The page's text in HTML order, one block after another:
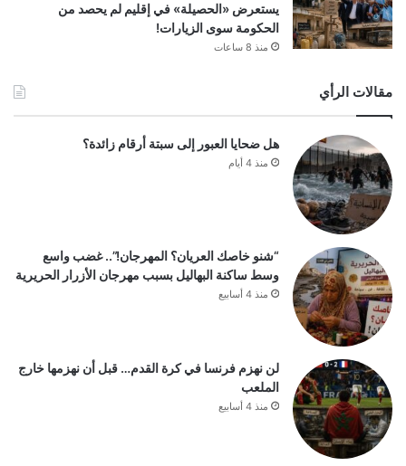
يستعرض «الحصيلة» في إقليم لم يحصد من
الحكومة سوى الزيارات!
منذ 8 ساعات
مقالات الرأي
هل ضحايا العبور إلى سبتة أرقام زائدة؟
منذ 4 أيام
“شنو خاصك العريان؟ المهرجان!”.. غضب واسع
وسط ساكنة البهاليل بسبب مهرجان الأزرار الحريرية
منذ 4 أسابيع
لن نهزم فرنسا في كرة القدم… قبل أن نهزمها خارج
الملعب
منذ 4 أسابيع